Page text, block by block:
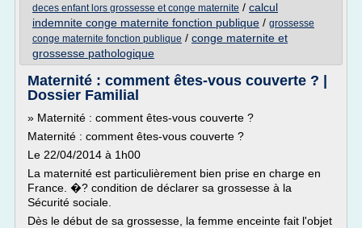
deces enfant lors grossesse et conge maternite / calcul
indemnite conge maternite fonction publique / grossesse
conge maternite fonction publique / conge maternite et
grossesse pathologique
Maternité : comment êtes-vous couverte ? |
Dossier Familial
» Maternité : comment êtes-vous couverte ?
Maternité : comment êtes-vous couverte ?
Le 22/04/2014 à 1h00
La maternité est particulièrement bien prise en charge en
France. �? condition de déclarer sa grossesse à la
Sécurité sociale.
Dès le début de sa grossesse, la femme enceinte fait l'objet